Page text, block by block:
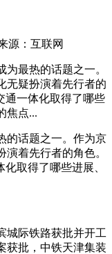
：互联网
最热的话题之一。
无疑扮演着先行者的
通一体化取得了哪些
焦点...
的话题之一。作为京
着先行者的角色。
取得了哪些进展、
城际铁路获批并开工
获批，中铁天津集装